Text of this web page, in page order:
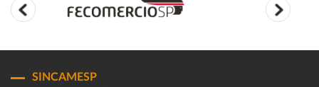
SINCAMESP